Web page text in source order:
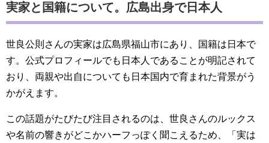
実家と国籍について。広島出身で日本人
世良公則さんの実家は広島県福山市にあり、国籍は日本で
す。公式プロフィールでも日本人であることが明記されて
おり、両親や出自についても日本国内で育まれた背景がう
かがえます。
この話題がたびたび注目されるのは、世良さんのルックス
や名前の響きがどこかハーフっぽく聞こえるため、「実は